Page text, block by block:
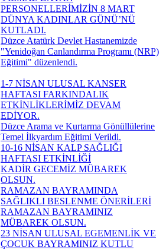
PERSONELLERİMİZİN 8 MART
DÜNYA KADINLAR GÜNÜ’NÜ
KUTLADI.
Düzce Atatürk Devlet Hastanemizde
"Yenidoğan Canlandırma Programı (NRP)
Eğitimi" düzenlendi.
1-7 NİSAN ULUSAL KANSER
HAFTASI FARKINDALIK
ETKİNLİKLERİMİZ DEVAM
EDİYOR.
Düzce Arama ve Kurtarma Gönüllülerine
Temel İlkyardım Eğitimi Verildi.
10-16 NİSAN KALP SAĞLIĞI
HAFTASI ETKİNLİĞİ
KADİR GECEMİZ MÜBAREK
OLSUN.
RAMAZAN BAYRAMINDA
SAĞLIKLI BESLENME ÖNERİLERİ
RAMAZAN BAYRAMINIZ
MÜBAREK OLSUN.
23 NİSAN ULUSAL EGEMENLİK VE
ÇOCUK BAYRAMINIZ KUTLU